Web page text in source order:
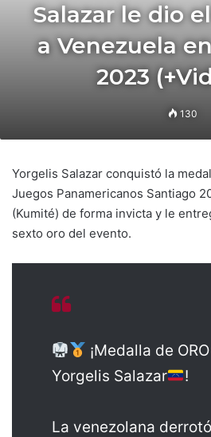
Salazar le dio
a Venezuela
2023
130
Yorgelis Salazar conquistó la
Juegos Panamericanos Santiago
(Kumité) de forma invicta y le
sexto oro del evento.
¡Medalla de
Yorgelis Salazar
!
La venezolana